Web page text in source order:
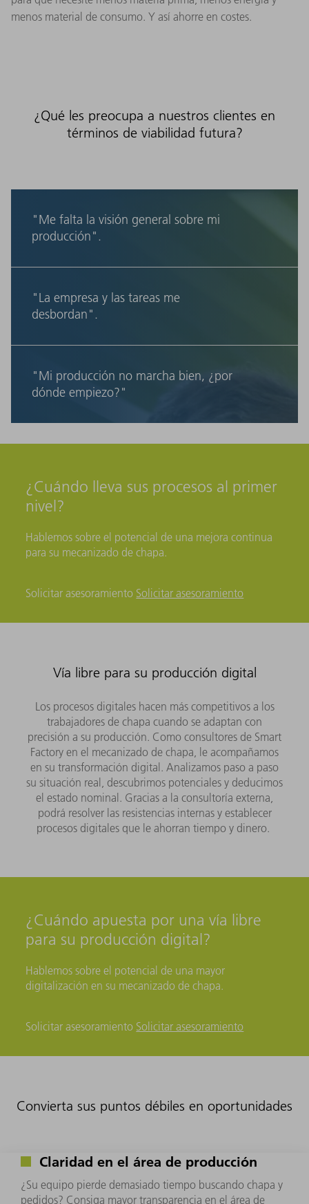
menos material de consumo. Y así ahorre en costes.
¿Qué les preocupa a nuestros clientes en
términos de viabilidad futura?
"Me falta la visión general sobre mi
producción".
"La empresa y las tareas me
desbordan".
"Mi producción no marcha bien, ¿por
dónde empiezo?"
¿Cuándo lleva sus procesos al primer
nivel?
Hablemos sobre el potencial de una mejora continua
para su mecanizado de chapa.
Solicitar asesoramiento Solicitar asesoramiento
Vía libre para su producción digital
Los procesos digitales hacen más competitivos a los
trabajadores de chapa cuando se adaptan con
precisión a su producción. Como consultores de Smart
Factory en el mecanizado de chapa, le acompañamos
en su transformación digital. Analizamos paso a paso
su situación real, descubrimos potenciales y deducimos
el estado nominal. Gracias a la consultoría externa,
podrá resolver las resistencias internas y establecer
procesos digitales que le ahorran tiempo y dinero.
¿Cuándo apuesta por una vía libre
para su producción digital?
Hablemos sobre el potencial de una mayor
digitalización en su mecanizado de chapa.
Solicitar asesoramiento Solicitar asesoramiento
Convierta sus puntos débiles en oportunidades
Claridad en el área de producción
¿Su equipo pierde demasiado tiempo buscando chapa y
pedidos? Consiga mayor transparencia en el área de